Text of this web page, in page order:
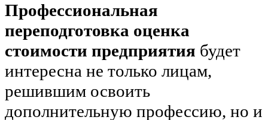
Профессиональная
переподготовка оценка
стоимости предприятия будет
интересна не только лицам,
решившим освоить
дополнительную профессию, но и